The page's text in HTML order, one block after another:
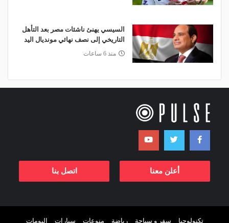
السيسي يهنئ ناشئات مصر بعد التأهل
التاريخي إلى نصف نهائي مونديال اليد
منذ 6 ساعات
أعلن معنا اتصل بنا
تكنولوجيا سفر و سياحة رياضة منوعات سيارات البومات